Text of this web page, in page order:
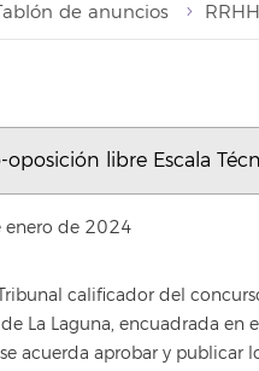
de anuncios
libre Escala
enero de 2024
calificador del
La Laguna, encuadrada
acuerda aprobar y publicar